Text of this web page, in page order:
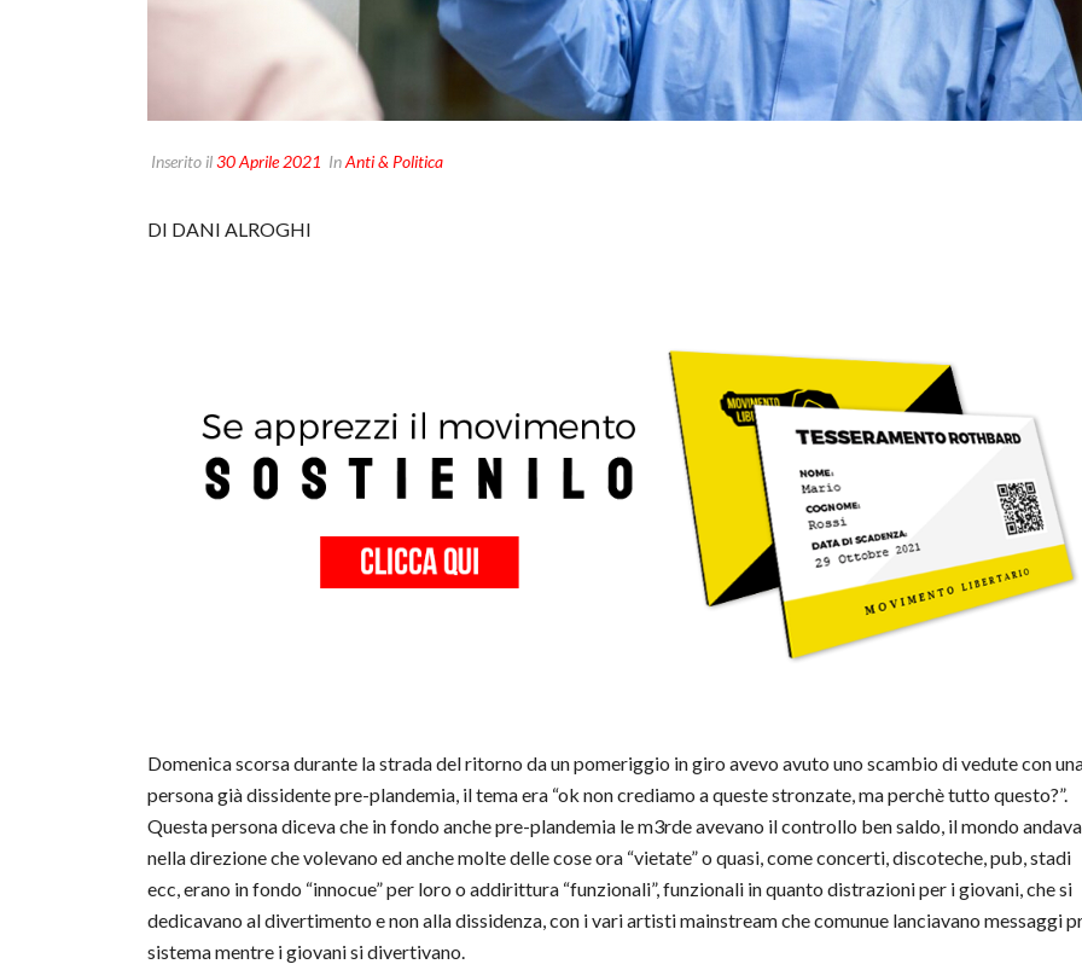
Inserito il30 Aprile 2021 InAnti & Politica
DI DANI ALROGHI
Domenica scorsa durante la strada del ritorno da un pomeriggio in giro avevo avuto uno scambio di vedute con
persona già dissidente pre-plandemia, il tema era “ok non crediamo a queste stronzate, ma perchè tutto questo?”.
Questa persona diceva che in fondo anche pre-plandemia le m3rde avevano il controllo ben saldo, il mondo andava
nella direzione che volevano ed anche molte delle cose ora “vietate” o quasi, come concerti, discoteche, pub, stadi
ecc, erano in fondo “innocue” per loro o addirittura “funzionali”, funzionali in quanto distrazioni per i giovani, che si
dedicavano al divertimento e non alla dissidenza, con i vari artisti mainstream che comunue lanciavano messaggi
sistema mentre i giovani si divertivano.